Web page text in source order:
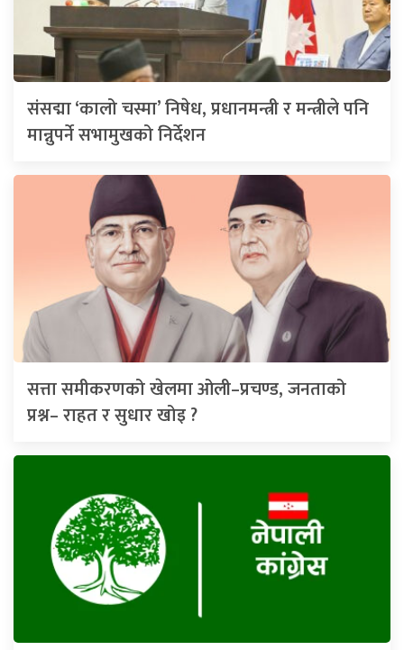
संसद्मा ‘कालो चस्मा’ निषेध, प्रधानमन्त्री र मन्त्रीले पनि
मान्नुपर्ने सभामुखको निर्देशन
सत्ता समीकरणको खेलमा ओली–प्रचण्ड, जनताको
प्रश्न– राहत र सुधार खोइ ?